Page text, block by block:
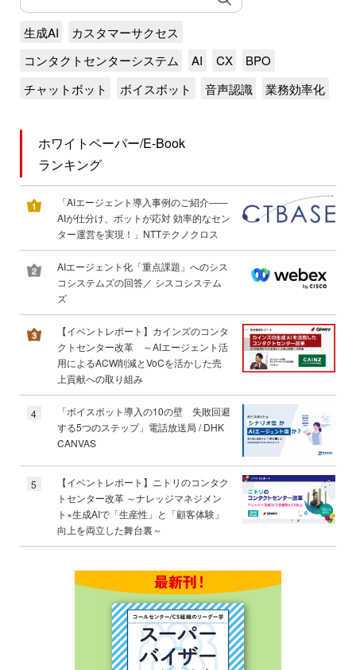
生成AI
カスタマーサクセス
コンタクトセンターシステム
AI CX
BPO
チャットボット
ボイスボット 音声認識 業務効率化
ホワイトペーパー/E-Book
ランキング
「AIエージェント導入事例のご紹介――
AIが仕分け、ボットが応対 効率的なセン
ター運営を実現！」NTTテクノクロス
AIエージェント化「重点課題」へのシス
コシステムズの回答／ シスコシステム
ズ
【イベントレポート】カインズのコンタ
クトセンター改革 ～AIエージェント活
用によるACW削減とVoCを活かした売
上貢献への取り組み
4
「ボイスボット導入の10の壁 失敗回避
する5つのステップ」電話放送局 / DHK
CANVAS
5
【イベントレポート】ニトリのコンタク
トセンター改革 ～ナレッジマネジメン
ト×生成AIで「生産性」と「顧客体験」
向上を両立した舞台裏～